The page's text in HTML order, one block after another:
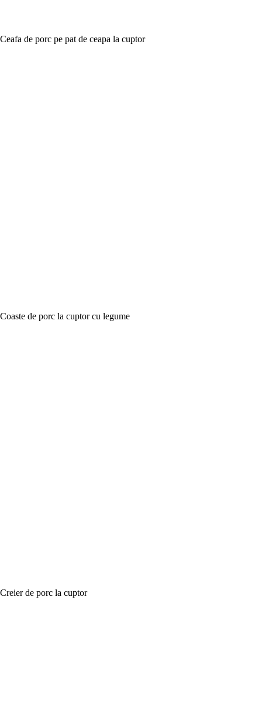
Ceafa de porc pe pat de ceapa la cuptor
Coaste de porc la cuptor cu legume
Creier de porc la cuptor